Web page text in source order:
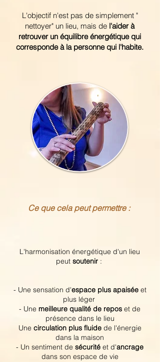
L'objectif n'est pas de simplement "
nettoyer" un lieu, mais de l'aider à
retrouver un équilibre énergétique qui
corresponde à la personne qui l'habite.
Ce que cela peut permettre :
L'harmonisation énergétique d'un lieu
peut soutenir :
- Une sensation d'espace plus apaiséeet
plus léger
- Une meilleure qualité de repos et de
présence dans le lieu
Une circulation plus fluide de l'énergie
dans la maison
- Un sentiment de sécurité et d'ancrage
dans son espace de vie